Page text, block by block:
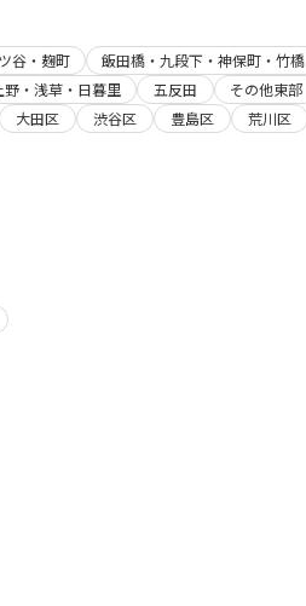
谷・麹町 飯田橋・九段下・神保町・竹橋
野・浅草・日暮里 五反田 その他東部
大田区 渋谷区 豊島区 荒川区